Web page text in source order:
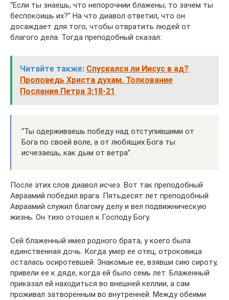
“Если ты знаешь, что непорочнии блажены, то зачем ты
беспокоишь их?” На что диавол ответил, что он
досаждает для того, чтобы отвратить людей от
благого дела. Тогда преподобный сказал:
Читайте также: Спускался ли Иисус в ад?
Проповедь Христа духам. Толкование
Послания Петра 3:18-21
“Ты одерживаешь победу над отступившими от
Бога по своей воле, а от любящих Бога ты
исчезаешь, как дым от ветра”.
После этих слов диавол исчез. Вот так преподобный
Авраамий победил врага. Пятьдесят лет преподобный
Авраамий служил благому делу и вел подвижническую
жизнь. Он тихо отошел к Господу Богу.
Сей блаженный имел родного брата, у коего была
единственная дочь. Когда умер ее отец, отроковица
осталась осиротевшей. Знакомые ее, взявши сию сироту,
привели ее к дяде, когда ей было семь лет. Блаженный
приказал ей находиться во внешней келлии, а сам
проживал затворенным во внутренней. Между обеими